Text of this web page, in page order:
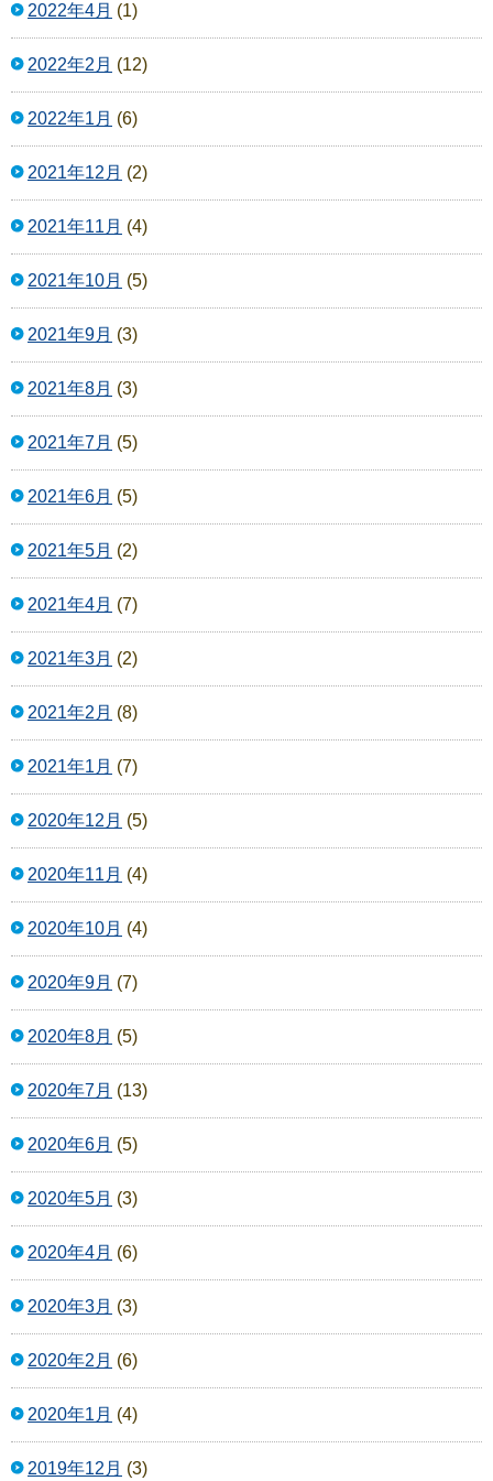
2022年4月 (1)
2022年2月 (12)
2022年1月 (6)
2021年12月 (2)
2021年11月 (4)
2021年10月 (5)
2021年9月 (3)
2021年8月 (3)
2021年7月 (5)
2021年6月 (5)
2021年5月 (2)
2021年4月 (7)
2021年3月 (2)
2021年2月 (8)
2021年1月 (7)
2020年12月 (5)
2020年11月 (4)
2020年10月 (4)
2020年9月 (7)
2020年8月 (5)
2020年7月 (13)
2020年6月 (5)
2020年5月 (3)
2020年4月 (6)
2020年3月 (3)
2020年2月 (6)
2020年1月 (4)
2019年12月 (3)